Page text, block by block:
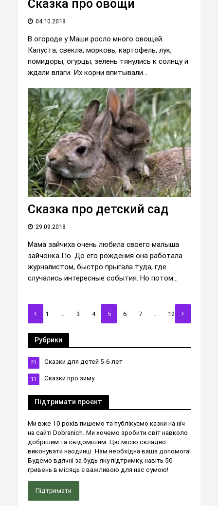
Сказка про овощи
04.10.2018
В огороде у Маши росло много овощей.
Капуста, свекла, морковь, картофель, лук,
помидоры, огурцы, зелень тянулись к солнцу и
ждали влаги. Их корни впитывали...
Сказка про детский сад
29.09.2018
Мама зайчиха очень любила своего малыша
зайчонка По. До его рождения она работала
журналистом, быстро прыгала туда, где
случались интересные события. Но потом...
1 … 3 4 5 6 7 … 12
Рубрики
Сказки для детей 5-6 лет
21
Сказки про зиму
11
Підтримати проект
Ми вже 10 років пишемо та публікуємо казки на ніч
на сайті Dobranich. Ми хочемо зробити світ навколо
добрішим та свідомішим. Цю місію складно
виконувати наодинці. Нам необхідна ваша допомога!
Будемо вдячні за будь-яку підтримку, навіть 50
гривень в місяць є важливою для нас сумою!
Підтримати